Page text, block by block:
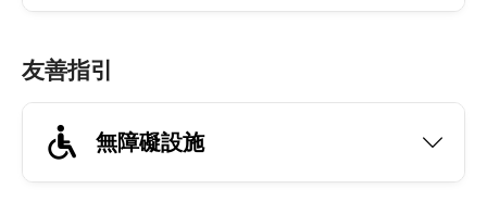
友善指引
無障礙設施